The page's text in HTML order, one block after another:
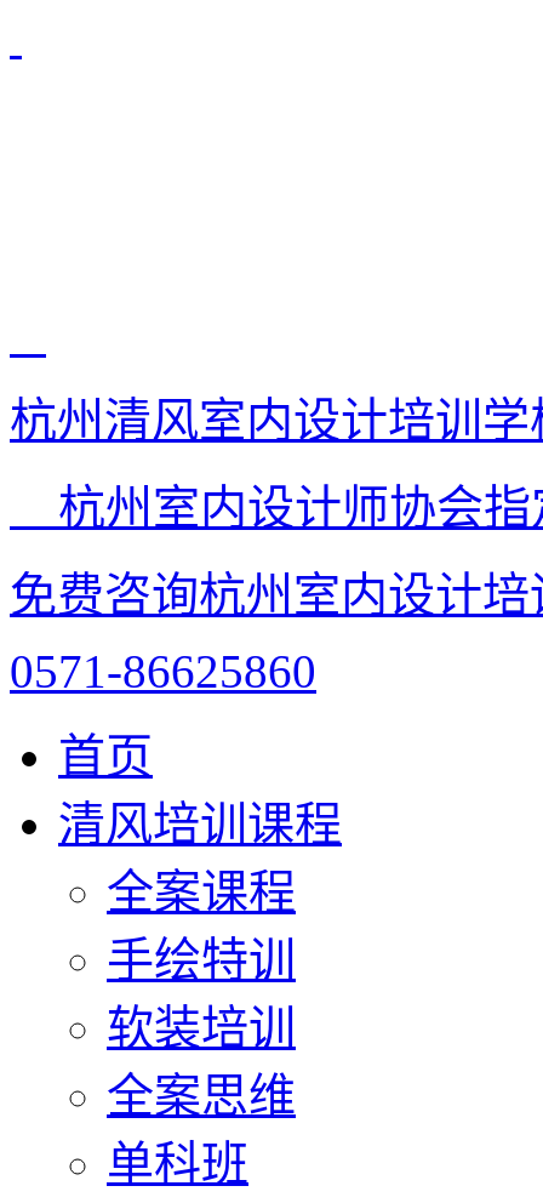
杭州清风室内设计培训学
杭州室内设计师协会
免费咨询杭州室内设计
0571-86625860
首页
清风培训课程
全案课程
手绘特训
软装培训
全案思维
单科班